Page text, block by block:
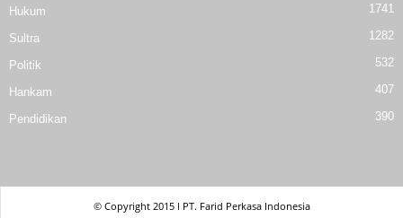
Hukum 1741
Sultra 1282
Politik 532
Hankam 407
Pendidikan 390
© Copyright 2015 l PT. Farid Perkasa Indonesia